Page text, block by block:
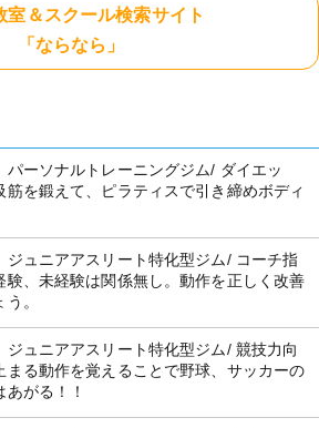
室＆スクール検索サイト
「ならなら」
ーソナルトレーニングジム/ ダイエッ
筋を鍛えて、ピラティスで引き締めボディ
ュニアアスリート特化型ジム/ コーチ指
験、未経験は関係無し。動作を正しく改善
。
ュニアアスリート特化型ジム/ 競技力向
まる動作を覚えることで野球、サッカーの
あがる！！